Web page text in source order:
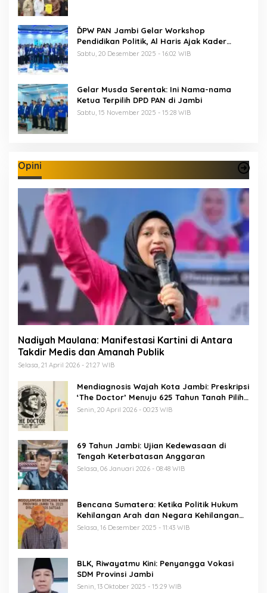
ĎPW PAN Jambi Gelar Workshop
Pendidikan Politik, Al Haris Ajak Kader
Perkuat Soliditas Jelang Pemilu 2029
Sabtu, 20 Desember 2025 - 16:02 WIB
Gelar Musda Serentak: Ini Nama-nama
Ketua Terpilih DPD PAN di Jambi
Sabtu, 15 November 2025 - 15:28 WIB
Opini
Nadiyah Maulana: Manifestasi Kartini di Antara
Takdir Medis dan Amanah Publik
Selasa, 21 April 2026 - 21:27 WIB
Mendiagnosis Wajah Kota Jambi: Preskripsi
‘The Doctor’ Menuju 625 Tahun Tanah Pilih
Pusako Batuah
Senin, 20 April 2026 - 00:23 WIB
69 Tahun Jambi: Ujian Kedewasaan di
Tengah Keterbatasan Anggaran
Selasa, 06 Januari 2026 - 08:48 WIB
Bencana Sumatera: Ketika Politik Hukum
Kehilangan Arah dan Negara Kehilangan
Keberanian
Selasa, 16 Desember 2025 - 11:43 WIB
BLK, Riwayatmu Kini: Penyangga Vokasi
SDM Provinsi Jambi
Senin, 13 Oktober 2025 - 15:29 WIB